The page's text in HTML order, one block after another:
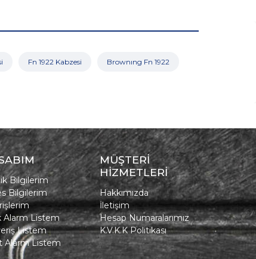
Fn 1922 Kabzesi Brownıng Fn 1922
Bilgilerim
Bilgilerim
Alarm Listem
Listem
Alarm Listem
MÜŞTERİ
HİZMETLERİ
Hakkımızda
İletişim
Hesap Numaralarımız
K.V.K.K Politikası